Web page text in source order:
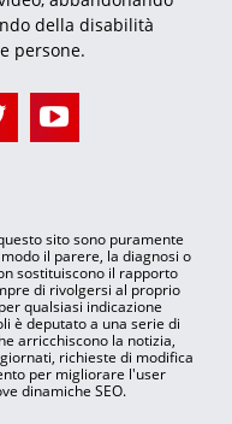
della disabilità
persone.
sito sono puramente
il parere, la diagnosi o
sostituiscono il rapporto
di rivolgersi al proprio
qualsiasi indicazione
è deputato a una serie di
arricchiscono la notizia,
richieste di modifica
per migliorare l'user
dinamiche SEO.